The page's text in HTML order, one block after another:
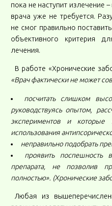
пока не наступит излечение
врача уже не требуется.
не смог правильно
объективного критерия
лечения.
В работе «Хронические
«Врач фактически не может
посчитать слишком
руководствуясь опытом,
экспериментов и
использования
неправильно подобрать
проявить поспешность
препарата, не позволив
полностью». (Хронические
Любая из